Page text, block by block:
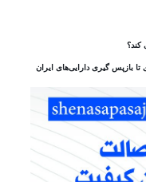
کند؟